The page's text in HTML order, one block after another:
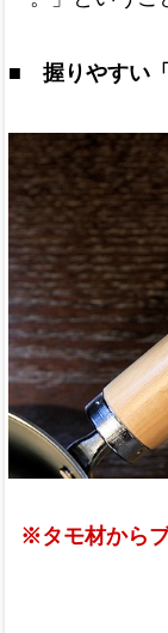
■ 握りやすい
※タモ材から